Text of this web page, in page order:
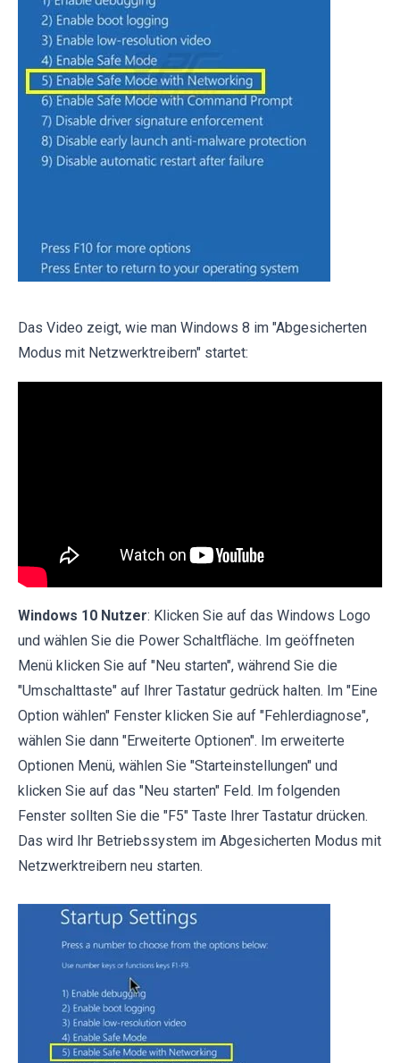
Das Video zeigt, wie man Windows 8 im "Abgesicherten
Modus mit Netzwerktreibern" startet:
Windows 10 Nutzer: Klicken Sie auf das Windows Logo
und wählen Sie die Power Schaltfläche. Im geöffneten
Menü klicken Sie auf "Neu starten", während Sie die
"Umschalttaste" auf Ihrer Tastatur gedrück halten. Im "Eine
Option wählen" Fenster klicken Sie auf "Fehlerdiagnose",
wählen Sie dann "Erweiterte Optionen". Im erweiterte
Optionen Menü, wählen Sie "Starteinstellungen" und
klicken Sie auf das "Neu starten" Feld. Im folgenden
Fenster sollten Sie die "F5" Taste Ihrer Tastatur drücken.
Das wird Ihr Betriebssystem im Abgesicherten Modus mit
Netzwerktreibern neu starten.